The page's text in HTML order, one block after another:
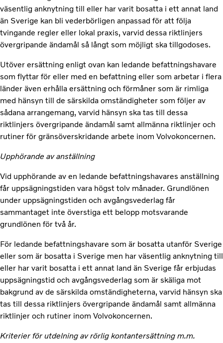
väsentlig anknytning till eller har varit bosatta i ett annat land
än Sverige kan bli vederbörligen anpassad för att följa
tvingande regler eller lokal praxis, varvid dessa riktlinjers
övergripande ändamål så långt som möjligt ska tillgodoses.
Utöver ersättning enligt ovan kan ledande befattningshavare
som flyttar för eller med en befattning eller som arbetar i flera
länder även erhålla ersättning och förmåner som är rimliga
med hänsyn till de särskilda omständigheter som följer av
sådana arrangemang, varvid hänsyn ska tas till dessa
riktlinjers övergripande ändamål samt allmänna riktlinjer och
rutiner för gränsöverskridande arbete inom Volvokoncernen.
Upphörande av anställning
Vid upphörande av en ledande befattningshavares anställning
får uppsägningstiden vara högst tolv månader. Grundlönen
under uppsägningstiden och avgångsvederlag får
sammantaget inte överstiga ett belopp motsvarande
grundlönen för två år.
För ledande befattningshavare som är bosatta utanför Sverige
eller som är bosatta i Sverige men har väsentlig anknytning till
eller har varit bosatta i ett annat land än Sverige får erbjudas
uppsägningstid och avgångsvederlag som är skäliga mot
bakgrund av de särskilda omständigheterna, varvid hänsyn ska
tas till dessa riktlinjers övergripande ändamål samt allmänna
riktlinjer och rutiner inom Volvokoncernen.
Kriterier för utdelning av rörlig kontantersättning m.m.